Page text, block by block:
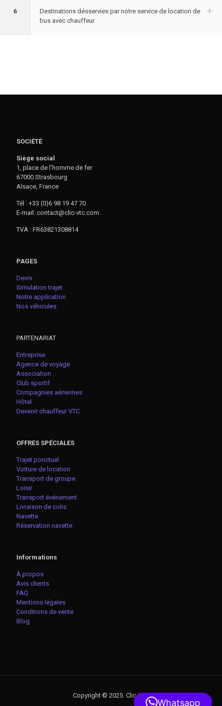
6
Destinations désservies par notre service de location de
bus avec chauffeur
SOCIÉTÉ
Siège social
1, place de l’homme de fer
67000 Strasbourg
Alsace, France
Tél : +33 (0)6 98 19 47 70
E-mail: contact@clic-vtc.com
TVA : FR63821308814
PAGES
Devis
Simulation trajet
Notre application
Nos véhicules
PARTENARIAT
Entreprise
Agence de voyage
Association
Club sportif
Compagnies aériennes
Hôtel
Devenir chauffeur VTC
OFFRES SPÉCIALES
Trajet ponctuel
Voiture de location
Transport de groupe
Loisir
Transport événement
Livraison de colis
Navette
Réservation navette
Informations
À propos
Avis clients
FAQ
Mentions légales
Conditions de vente
Blog
Copyright © 2025. Clic-VTC
Whatsapp